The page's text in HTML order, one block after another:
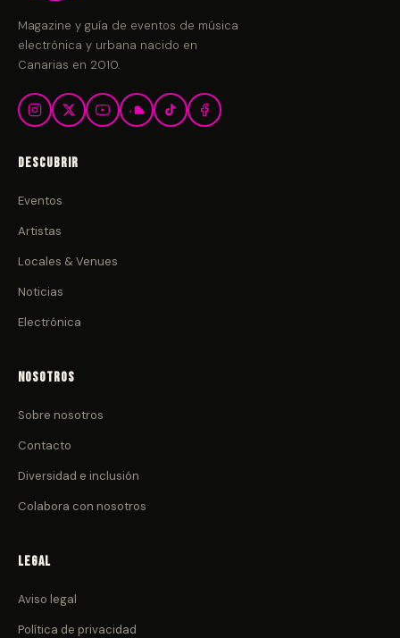
Magazine y guía de eventos de música
electrónica y urbana nacido en
Canarias en 2010.
Descubrir
Eventos
Artistas
Locales & Venues
Noticias
Electrónica
Nosotros
Sobre nosotros
Contacto
Diversidad e inclusión
Colabora con nosotros
Legal
Aviso legal
Política de privacidad